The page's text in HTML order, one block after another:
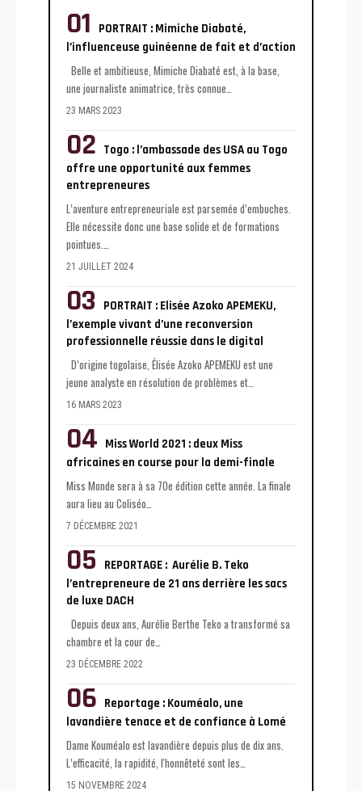
PORTRAIT : Mimiche Diabaté,
l’influenceuse guinéenne de fait et d’action
Belle et ambitieuse, Mimiche Diabaté est, à la base,
une journaliste animatrice, très connue
23 MARS 2023
Togo : l’ambassade des USA au Togo
offre une opportunité aux femmes
entrepreneures
L’aventure entrepreneuriale est parsemée d’embuches.
Elle nécessite donc une base solide et de formations
pointues.
21 JUILLET 2024
PORTRAIT : Elisée Azoko APEMEKU,
l’exemple vivant d’une reconversion
professionnelle réussie dans le digital
D’origine togolaise, Élisée Azoko APEMEKU est une
jeune analyste en résolution de problèmes et
16 MARS 2023
Miss World 2021 : deux Miss
africaines en course pour la demi-finale
Miss Monde sera à sa 70e édition cette année. La finale
aura lieu au Coliséo
7 DÉCEMBRE 2021
REPORTAGE : Aurélie B. Teko
l’entrepreneure de 21 ans derrière les sacs
de luxe DACH
Depuis deux ans, Aurélie Berthe Teko a transformé sa
chambre et la cour de
23 DÉCEMBRE 2022
Reportage : Kouméalo, une
lavandière tenace et de confiance à Lomé
Dame Kouméalo est lavandière depuis plus de dix ans.
L’efficacité, la rapidité, l'honnêteté sont les
15 NOVEMBRE 2024